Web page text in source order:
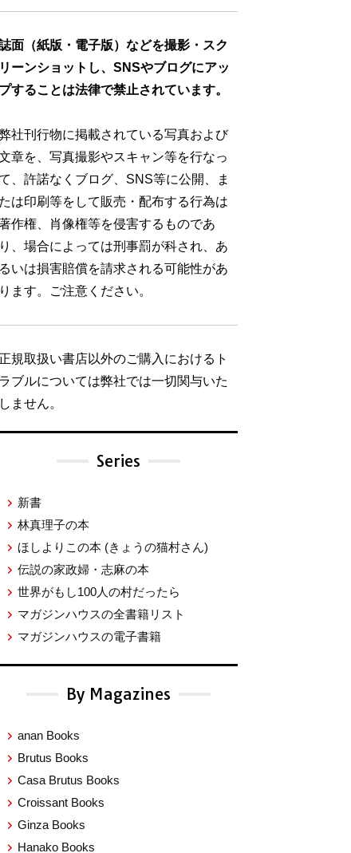
面（紙版・電子版）などを撮影・スク
リーンショットし、SNSやブログにアッ
プすることは法律で禁止されています。
社刊行物に掲載されている写真および
章を、写真撮影やスキャン等を行なっ
、許諾なくブログ、SNS等に公開、ま
たは印刷等をして販売・配布する行為は
作権、肖像権等を侵害するものであ
り、場合によっては刑事罰が科され、あ
るいは損害賠償を請求される可能性があ
ります。ご注意ください。
正規取扱い書店以外のご購入におけるト
ラブルについては弊社では一切関与いた
しません。
Series
新書
林真理子の本
ほしよりこの本 (きょうの猫村さん)
伝説の家政婦・志麻の本
世界がもし100人の村だったら
マガジンハウスの全書籍リスト
マガジンハウスの電子書籍
By Magazines
anan Books
Brutus Books
Casa Brutus Books
Croissant Books
Ginza Books
Hanako Books